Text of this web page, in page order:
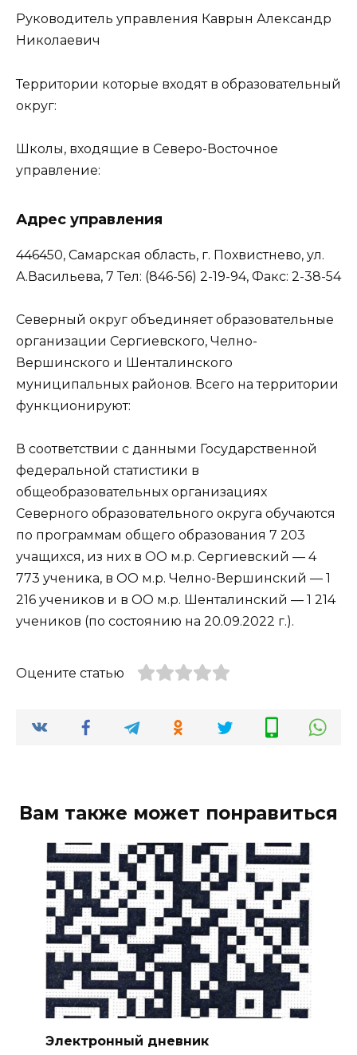
Руководитель управления Каврын Александр
Николаевич
Территории которые входят в образовательный
округ:
Школы, входящие в Северо-Восточное
управление:
Адрес управления
446450, Самарская область, г. Похвистнево, ул.
А.Васильева, 7 Тел: (846-56) 2-19-94, Факс: 2-38-54
Северный округ объединяет образовательные
организации Сергиевского, Челно-
Вершинского и Шенталинского
муниципальных районов. Всего на территории
функционируют:
В соответствии с данными Государственной
федеральной статистики в
общеобразовательных организациях
Северного образовательного округа обучаются
по программам общего образования 7 203
учащихся, из них в ОО м.р. Сергиевский — 4
773 ученика, в ОО м.р. Челно-Вершинский — 1
216 учеников и в ОО м.р. Шенталинский — 1 214
учеников (по состоянию на 20.09.2022 г.).
Оцените статью
Вам также может понравиться
Электронный дневник